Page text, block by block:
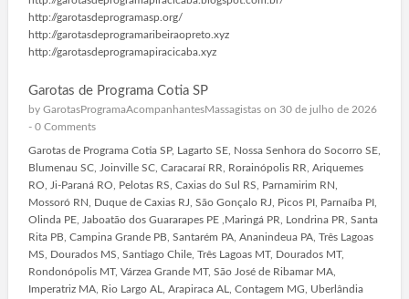
http://garotasdeprogramasp.org/
http://garotasdeprogramaribeiraopreto.xyz
http://garotasdeprogramapiracicaba.xyz
Garotas de Programa Cotia SP
by GarotasProgramaAcompanhantesMassagistason 30 de julho de 2026
- 0 Comments
Garotas de Programa Cotia SP, Lagarto SE, Nossa Senhora do Socorro SE,
Blumenau SC, Joinville SC, Caracaraí RR, Rorainópolis RR, Ariquemes
RO, Ji-Paraná RO, Pelotas RS, Caxias do Sul RS, Parnamirim RN,
Mossoró RN, Duque de Caxias RJ, São Gonçalo RJ, Picos PI, Parnaíba PI,
Olinda PE, Jaboatão dos Guararapes PE ,Maringá PR, Londrina PR, Santa
Rita PB, Campina Grande PB, Santarém PA, Ananindeua PA, Três Lagoas
MS, Dourados MS, Santiago Chile, Três Lagoas MT, Dourados MT,
Rondonópolis MT, Várzea Grande MT, São José de Ribamar MA,
Imperatriz MA, Rio Largo AL, Arapiraca AL, Contagem MG, Uberlândia